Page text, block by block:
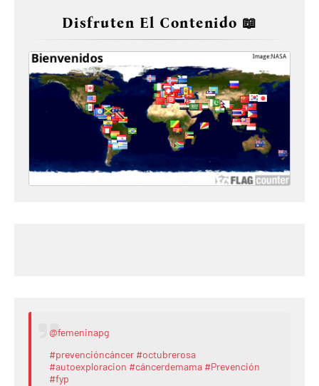
Disfruten El Contenido 📖
@femeninapg
#prevencióncáncer #octubrerosa
#autoexploracion #cáncerdemama #Prevención
#fyp